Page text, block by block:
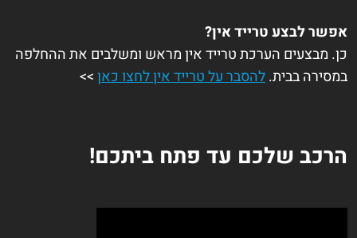
אפשר לבצע טרייד אין?
כן. מבצעים הערכת טרייד אין מראש ומשלבים את ההחלפה
במסירה בבית.להסבר על טרייד אין לחצו כאן>>
הרכב שלכם עד פתח ביתכם!